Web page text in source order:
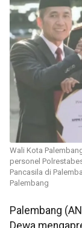
Wali Kota
personel
Pancasila di
Palembang
Palembang